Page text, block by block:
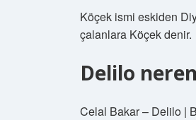
Köçek ismi eskiden
çalanlara Köçek denir.
Delilo
Celal Bakar – Delilo |